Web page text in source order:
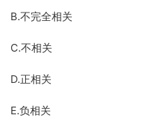
B.不完全相关
C.不相关
D.正相关
E.负相关